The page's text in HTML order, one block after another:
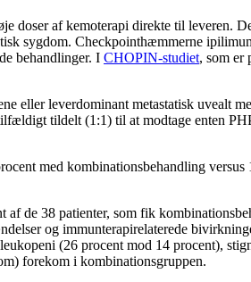
doser af kemoterapi direkte til leveren.
sygdom. Checkpointhæmmerne
behandlinger. I CHOPIN-studiet, som er
eller leverdominant metastatisk uvealt
tildelt (1:1) til at modtage enten
med kombinationsbehandling
de 38 patienter, som fik
og immunterapirelaterede
(26 procent mod 14 procent),
forekom i kombinationsgruppen.